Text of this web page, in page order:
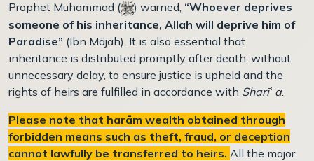
Prophet Muhammad (
) warned, “Whoever deprives
someone of his inheritance, Allah will deprive him of
Paradise” (Ibn Mājah). It is also essential that
inheritance is distributed promptly after death, without
unnecessary delay, to ensure justice is upheld and the
rights of heirs are fulfilled in accordance with Sharīʿ a.
Please note that harām wealth obtained through
forbidden means such as theft, fraud, or deception
cannot lawfully be transferred to heirs. All the major